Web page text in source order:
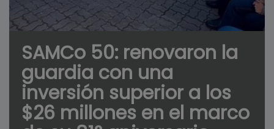
SAMCo 50: renovaron la
guardia con una
inversión superior a los
$26 millones en el marco